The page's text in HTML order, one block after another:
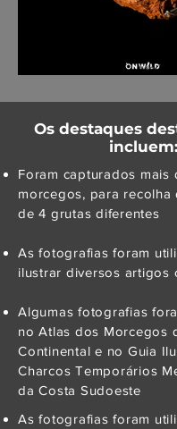
Os destaques
incluem:
Foram capturados mais
morcegos, para recolha
de 4 grutas diferentes
As fotografias foram
ilustrar diversos artigos
Algumas fotografias
no Atlas dos Morcegos
Continental e no Guia
Charcos Temporários
da Costa Sudoeste
As fotografias foram